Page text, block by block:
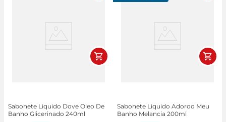
Sabonete Liquido Dove Oleo De
Banho Glicerinado 240ml
Sabonete Liquido Adoroo Meu
Banho Melancia 200ml